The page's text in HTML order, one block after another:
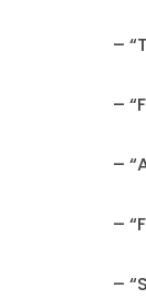
–
–
–
–
–